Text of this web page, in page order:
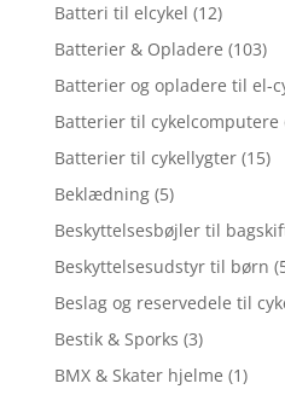
Batteri til elcykel (12)
Batterier & Opladere (103)
Batterier og opladere til el-
Batterier til cykelcomputere
Batterier til cykellygter (15)
Beklædning (5)
Beskyttelsesbøjler til
Beskyttelsesudstyr til børn
Beslag og reservedele til
Bestik & Sporks (3)
BMX & Skater hjelme (1)